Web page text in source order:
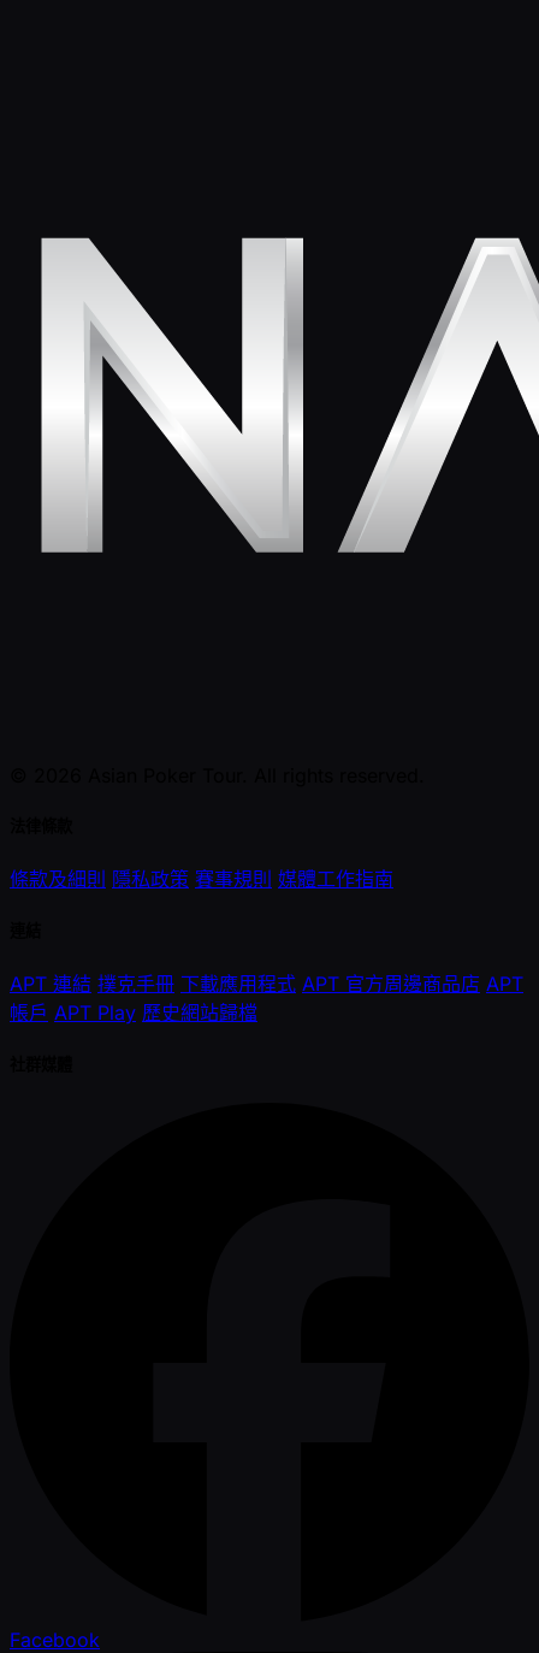
條款及細則 隱私政策 賽事規則 媒體工作指南
APT 連結 撲克手冊 下載應用程式 APT 官方周邊商品店 APT
帳戶 APT Play 歷史網站歸檔
Facebook